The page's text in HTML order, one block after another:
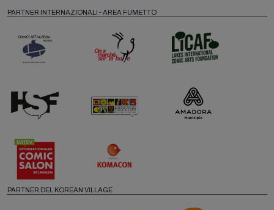
PARTNER INTERNAZIONALI - AREA FUMETTO
PARTNER DEL KOREAN VILLAGE